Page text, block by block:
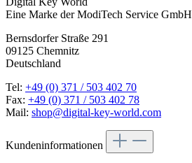
Eine Marke der ModiTech Service GmbH
Bernsdorfer Straße 291
09125 Chemnitz
Deutschland
Tel: +49 (0) 371 / 503 402 70
Fax: +49 (0) 371 / 503 402 78
Mail: shop@digital-key-world.com
Kundeninformationen